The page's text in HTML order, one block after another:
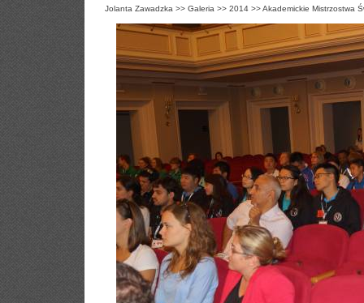
Jolanta Zawadzka >> Galeria >> 2014 >>Akademickie Mistrzostwa